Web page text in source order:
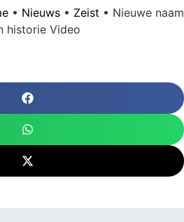
• Nieuws • Zeist • Nieuwe naam
historie Video